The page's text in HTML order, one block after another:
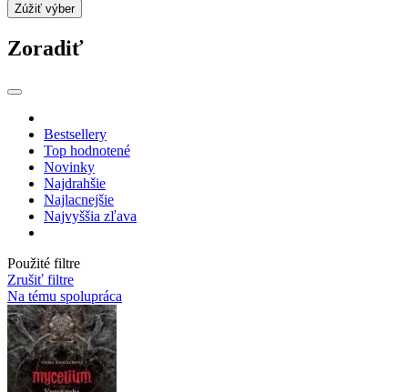
Zúžiť výber
Zoradiť
Bestsellery
Top hodnotené
Novinky
Najdrahšie
Najlacnejšie
Najvyššia zľava
Použité filtre
Zrušiť filtre
Na tému spolupráca